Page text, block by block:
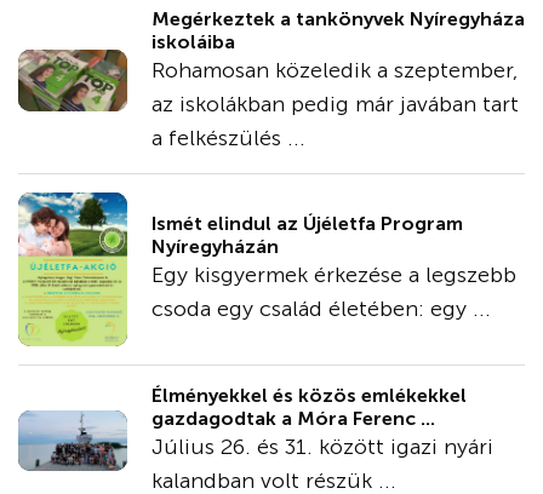
Megérkeztek a tankönyvek Nyíregyháza
iskoláiba
Rohamosan közeledik a szeptember,
az iskolákban pedig már javában tart
a felkészülés ...
Ismét elindul az Újéletfa Program
Nyíregyházán
Egy kisgyermek érkezése a legszebb
csoda egy család életében: egy ...
Élményekkel és közös emlékekkel
gazdagodtak a Móra Ferenc ...
Július 26. és 31. között igazi nyári
kalandban volt részük ...